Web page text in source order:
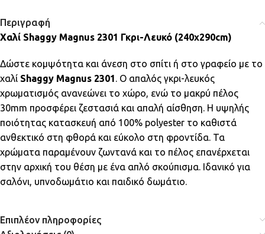
Περιγραφή
Χαλί Shaggy Magnus 2301 Γκρι-Λευκό (240χ290cm)
Δώστε κομψότητα και άνεση στο σπίτι ή στο γραφείο με το
χαλί Shaggy Magnus 2301. Ο απαλός γκρι-λευκός
χρωματισμός ανανεώνει το χώρο, ενώ το μακρύ πέλος
30mm προσφέρει ζεστασιά και απαλή αίσθηση. Η υψηλής
ποιότητας κατασκευή από 100% polyester το καθιστά
ανθεκτικό στη φθορά και εύκολο στη φροντίδα. Τα
χρώματα παραμένουν ζωντανά και το πέλος επανέρχεται
στην αρχική του θέση με ένα απλό σκούπισμα. Ιδανικό για
σαλόνι, υπνοδωμάτιο και παιδικό δωμάτιο.
Επιπλέον πληροφορίες